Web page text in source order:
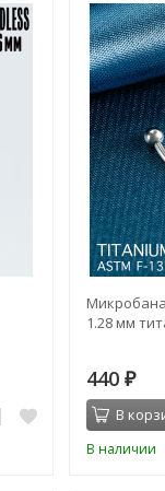
1.28 мм
440 ₽
В
В наличии